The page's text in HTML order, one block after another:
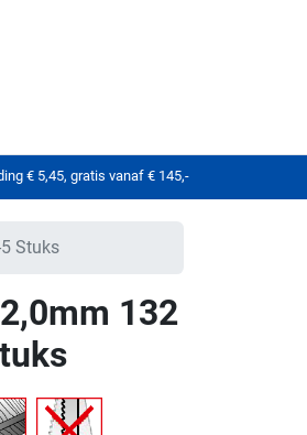
€ 5,45, gratis vanaf € 145,-
Stuks
132